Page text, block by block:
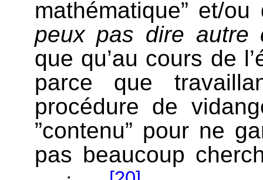
mathématique” et/
peux pas dire autre
que qu’au cours de
parce que
procédure de
”contenu” pour ne
pas beaucoup